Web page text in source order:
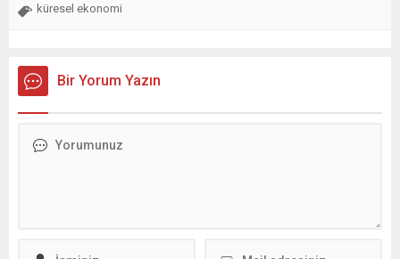
küresel ekonomi
Bir Yorum Yazın